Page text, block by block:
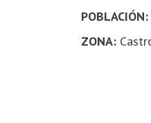
POBLACIÓN:
ZONA: